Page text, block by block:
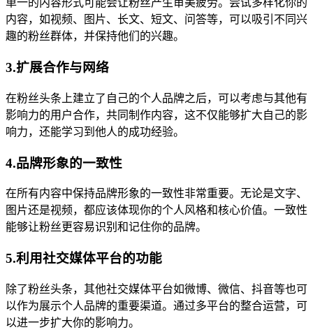
单一的内容形式可能会让粉丝产生审美疲劳。尝试多样化你的
内容，如视频、图片、长文、短文、问答等，可以吸引不同兴
趣的粉丝群体，并保持他们的兴趣。
3.扩展合作与网络
在粉丝头条上建立了自己的个人品牌之后，可以考虑与其他有
影响力的用户合作，共同制作内容，这不仅能够扩大自己的影
响力，还能学习到他人的成功经验。
4.品牌形象的一致性
在所有内容中保持品牌形象的一致性非常重要。无论是文字、
图片还是视频，都应该体现你的个人风格和核心价值。一致性
能够让粉丝更容易识别和记住你的品牌。
5.利用社交媒体平台的功能
除了粉丝头条，其他社交媒体平台如微博、微信、抖音等也可
以作为展示个人品牌的重要渠道。通过多平台的整合运营，可
以进一步扩大你的影响力。